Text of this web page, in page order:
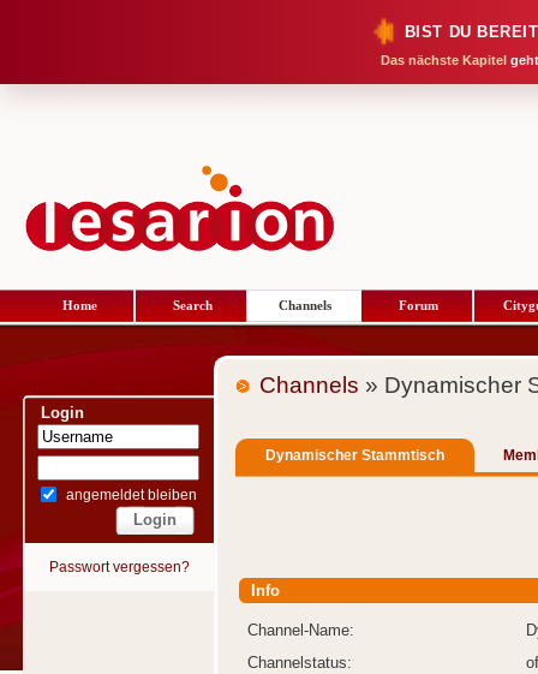
BIST DU
Das nächste Kapitel
Home Search Channels Forum
Login
angemeldet bleiben
Passwort vergessen?
Channels » Dynamischer
Dynamischer Stammtisch
Info
Channel-Name:
Channelstatus: